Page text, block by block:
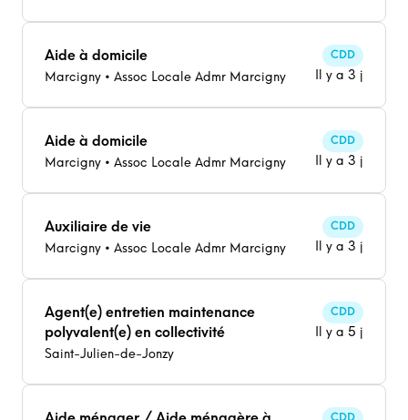
Aide à domicile
Marcigny • Assoc Locale Admr Marcigny
CDD
Il y a 3 j
Aide à domicile
Marcigny • Assoc Locale Admr Marcigny
CDD
Il y a 3 j
Auxiliaire de vie
Marcigny • Assoc Locale Admr Marcigny
CDD
Il y a 3 j
Agent(e) entretien maintenance
polyvalent(e) en collectivité
Saint-Julien-de-Jonzy
CDD
Il y a 5 j
CDD